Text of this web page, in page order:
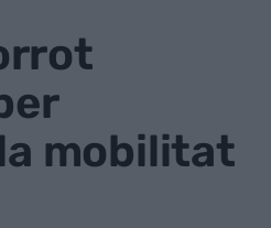
mobilitat